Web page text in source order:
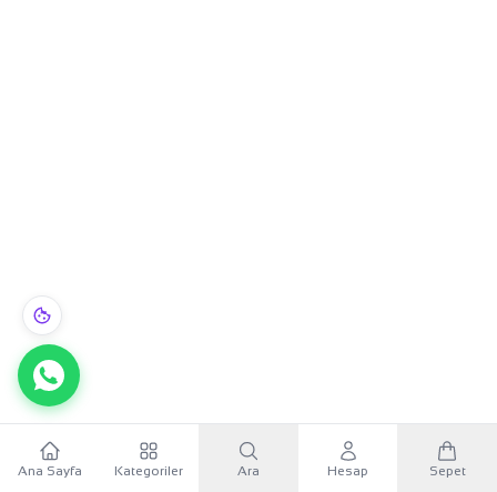
WhatsApp
Ana Sayfa Kategoriler Ara Hesap Sepet